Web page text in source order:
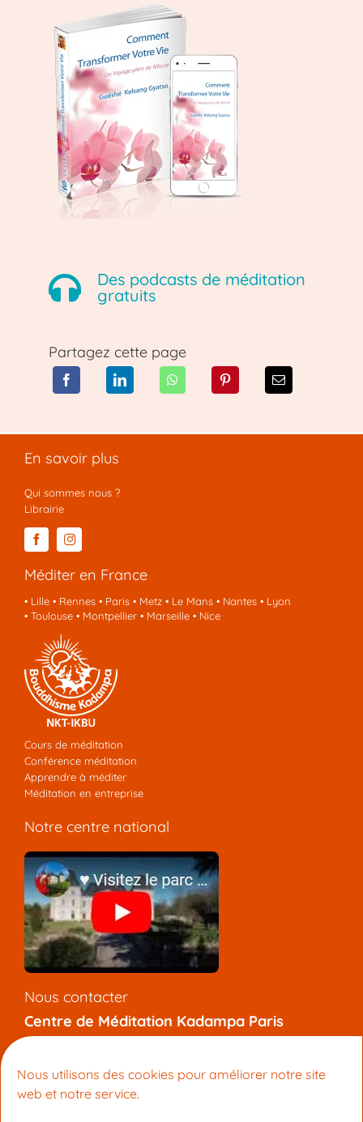
Nous utilisons des cookies pour améliorer notre site
web et notre service.
Des podcasts de méditation
gratuits
Partagez cette page
En savoir plus
Qui sommes nous ?
Librairie
Méditer en France
• Lille• Rennes• Paris• Metz• Le Mans• Nantes• Lyon
• Toulouse• Montpellier• Marseille• Nice
Cours de méditation
Conférence méditation
Apprendre à méditer
Méditation en entreprise
Notre centre national
Nous contacter
Centre de Méditation Kadampa Paris
7 rue de l’Aqueduc, 75010 Paris
+33 (0) 9 81 92 47 12
info@meditation-paris.org